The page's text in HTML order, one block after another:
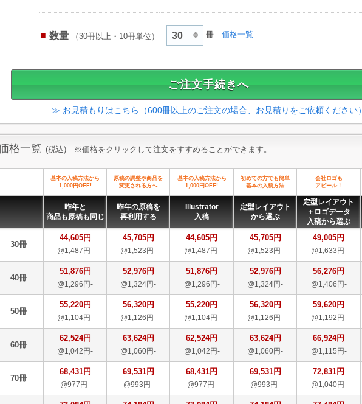
数量 （30冊以上・10冊単位） 冊 価格一覧
≫ お見積もりはこちら（600冊以上のご注文の場合、お見積りをご依頼ください）
格一覧 (税込) ※価格をクリックして注文をすすめることができます。
基本の入稿方法から
1,000円OFF!
原稿の調整や商品を
変更される方へ
基本の入稿方法から
1,000円OFF!
初めての方でも簡単
基本の入稿方法
会社ロゴも
アピール！
昨年と
商品も原稿も同じ
昨年の原稿を
再利用する
Illustrator
入稿
定型レイアウト
から選ぶ
定型レイアウト
＋ロゴデータ
入稿から選ぶ
30冊
44,605円
@1,487円-
45,705円
@1,523円-
44,605円
@1,487円-
45,705円
@1,523円-
49,005円
@1,633円-
40冊
51,876円
@1,296円-
52,976円
@1,324円-
51,876円
@1,296円-
52,976円
@1,324円-
56,276円
@1,406円-
50冊
55,220円
@1,104円-
56,320円
@1,126円-
55,220円
@1,104円-
56,320円
@1,126円-
59,620円
@1,192円-
60冊
62,524円
@1,042円-
63,624円
@1,060円-
62,524円
@1,042円-
63,624円
@1,060円-
66,924円
@1,115円-
70冊
68,431円
@977円-
69,531円
@993円-
68,431円
@977円-
69,531円
@993円-
72,831円
@1,040円-